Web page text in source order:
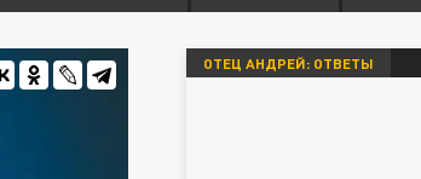
ОТЕЦ АНДРЕЙ: ОТВЕТЫ